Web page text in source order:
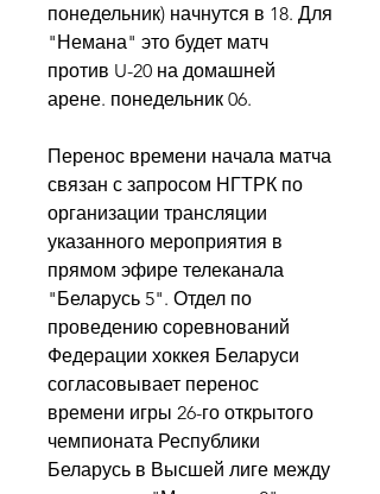
понедельник) начнутся в 18. Для
"Немана" это будет матч
против U-20 на домашней
арене. понедельник 06.
Перенос времени начала матча
связан с запросом НГТРК по
организации трансляции
указанного мероприятия в
прямом эфире телеканала
"Беларусь 5". Отдел по
проведению соревнований
Федерации хоккея Беларуси
согласовывает перенос
времени игры 26-го открытого
чемпионата Республики
Беларусь в Высшей лиге между